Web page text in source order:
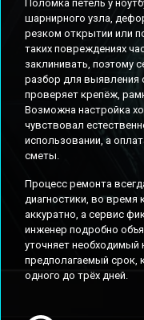
Поломка петель у
шарнирного узла,
резком открытии или
таких повреждениях
заклинивать, поэтому
разбор для выявления
проверяет крепёж,
Возможна настройка
чувствовал
использовании, а
сметы.
Процесс ремонта
диагностики, во время
аккуратно, а сервис
инженер подробно
уточняет
предполагаемый срок,
одного до трёх дней.